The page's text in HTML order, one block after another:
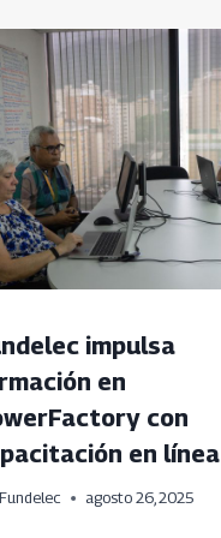
impulsa
en
con
en línea
Fundelec agosto 26, 2025